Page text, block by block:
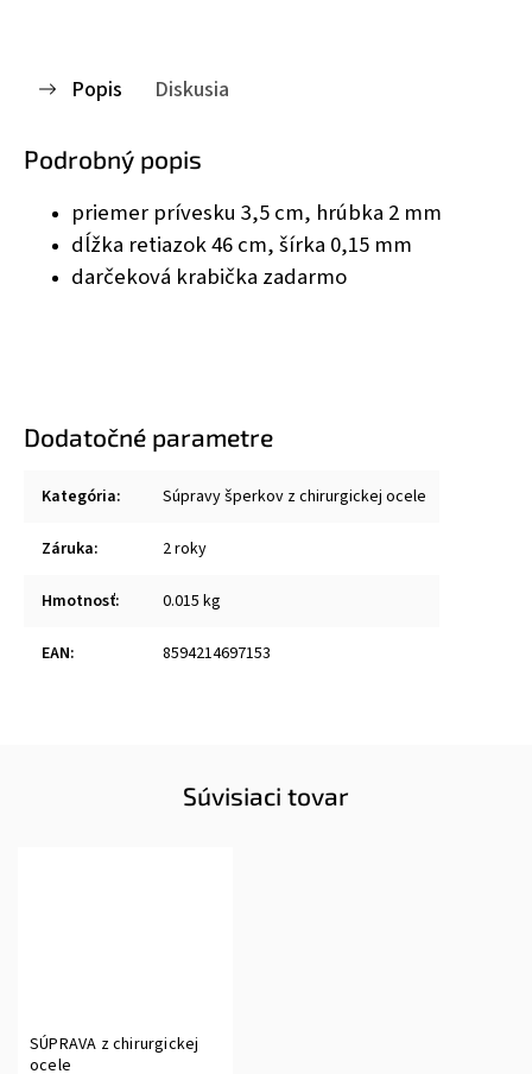
Popis Diskusia
Podrobný popis
priemer prívesku 3,5 cm, hrúbka 2 mm
dĺžka retiazok 46 cm, šírka 0,15 mm
darčeková krabička zadarmo
Dodatočné parametre
Kategória: Súpravy šperkov z chirurgickej ocele
Záruka: 2 roky
Hmotnosť: 0.015 kg
EAN: 8594214697153
Súvisiaci tovar
SÚPRAVA z chirurgickej
ocele